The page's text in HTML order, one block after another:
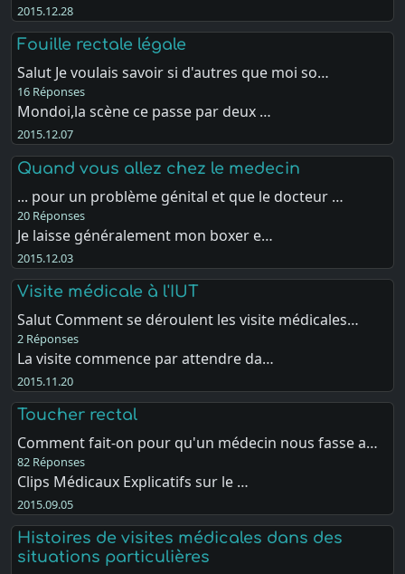
2015.12.28
Fouille rectale légale
Salut Je voulais savoir si d'autres que moi so…
16 Réponses
Mondoi,la scène ce passe par deux …
2015.12.07
Quand vous allez chez le medecin
... pour un problème génital et que le docteur …
20 Réponses
Je laisse généralement mon boxer e…
2015.12.03
Visite médicale à l'IUT
Salut Comment se déroulent les visite médicales…
2 Réponses
La visite commence par attendre da…
2015.11.20
Toucher rectal
Comment fait-on pour qu'un médecin nous fasse a…
82 Réponses
Clips Médicaux Explicatifs sur le …
2015.09.05
Histoires de visites médicales dans des
situations particulières